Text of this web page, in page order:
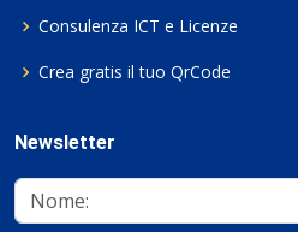
Consulenza ICT e Licenze
Crea gratis il tuo QrCode
Newsletter